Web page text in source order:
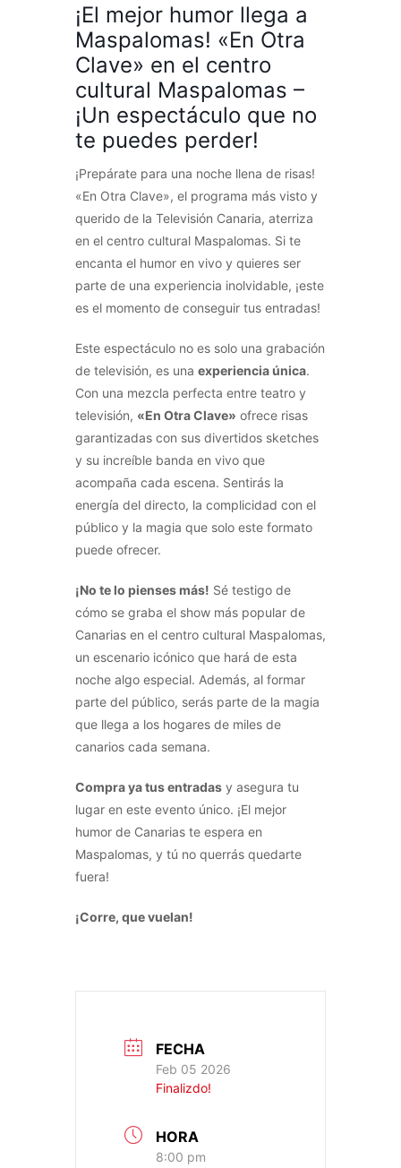
¡El mejor humor llega a
Maspalomas! «En Otra
Clave» en el centro
cultural Maspalomas –
¡Un espectáculo que no
te puedes perder!
¡Prepárate para una noche llena de risas!
«En Otra Clave», el programa más visto y
querido de la Televisión Canaria, aterriza
en el centro cultural Maspalomas. Si te
encanta el humor en vivo y quieres ser
parte de una experiencia inolvidable, ¡este
es el momento de conseguir tus entradas!
Este espectáculo no es solo una grabación
de televisión, es una experiencia única.
Con una mezcla perfecta entre teatro y
televisión, «En Otra Clave» ofrece risas
garantizadas con sus divertidos sketches
y su increíble banda en vivo que
acompaña cada escena. Sentirás la
energía del directo, la complicidad con el
público y la magia que solo este formato
puede ofrecer.
¡No te lo pienses más! Sé testigo de
cómo se graba el show más popular de
Canarias en el centro cultural Maspalomas,
un escenario icónico que hará de esta
noche algo especial. Además, al formar
parte del público, serás parte de la magia
que llega a los hogares de miles de
canarios cada semana.
Compra ya tus entradas y asegura tu
lugar en este evento único. ¡El mejor
humor de Canarias te espera en
Maspalomas, y tú no querrás quedarte
fuera!
¡Corre, que vuelan!
FECHA
Feb 05 2026
Finalizdo!
HORA
8:00 pm